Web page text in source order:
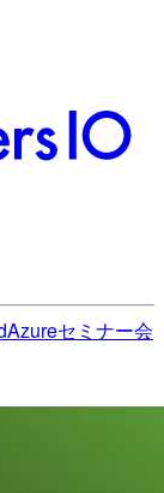
Azureセミナー会